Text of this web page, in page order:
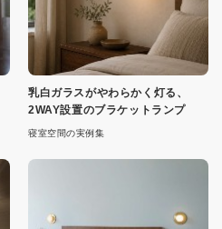
乳白ガラスがやわらかく灯る、
2WAY設置のブラケットランプ
寝室空間の実例集